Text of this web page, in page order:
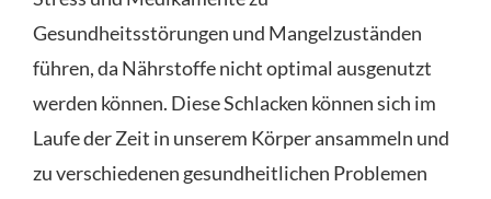
Gesundheitsstörungen und Mangelzuständen
führen, da Nährstoffe nicht optimal ausgenutzt
werden können. Diese Schlacken können sich im
Laufe der Zeit in unserem Körper ansammeln und
zu verschiedenen gesundheitlichen Problemen